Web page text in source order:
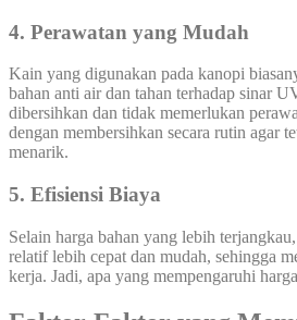
4. Perawatan yang Mudah
Kain yang digunakan pada kanopi
bahan anti air dan tahan terhadap sinar
dibersihkan dan tidak memerlukan
dengan membersihkan secara rutin agar
menarik.
5. Efisiensi Biaya
Selain harga bahan yang lebih
relatif lebih cepat dan mudah, sehingga
kerja. Jadi, apa yang mempengaruhi